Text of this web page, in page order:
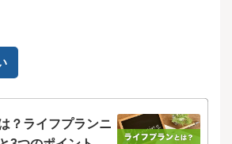
？ライフプランニ